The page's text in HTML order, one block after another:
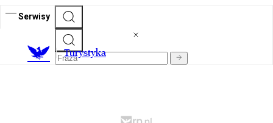
Serwisy
Turystyka